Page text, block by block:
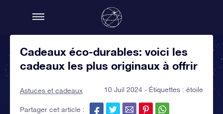
Cadeaux éco-durables: voici les
cadeaux les plus originaux à offrir
Astuces et cadeaux 10 Juil 2024 - Étiquettes : étoile
Partager cet article :